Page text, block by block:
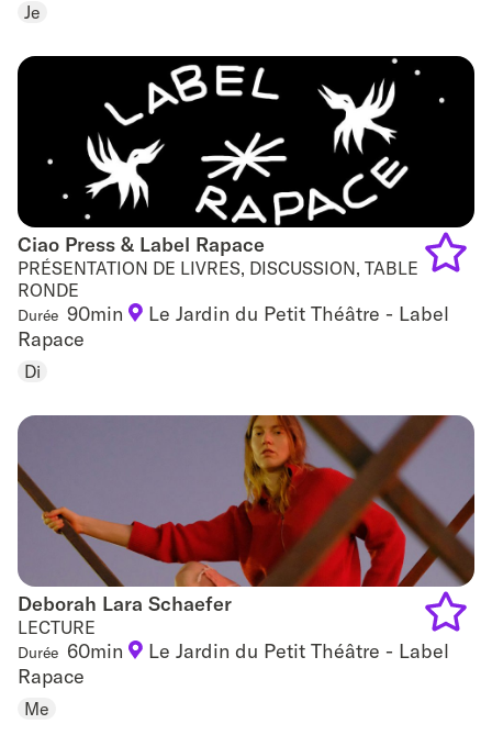
Je
Ciao Press & Label Rapace
Ciao Press & Label Rapace
PRÉSENTATION DE LIVRES, DISCUSSION, TABLE
RONDE
Durée 90min
Le Jardin du Petit Théâtre - Label
Rapace
Di
Add
Deborah Lara Schaefer
Deborah Lara Schaefer
LECTURE
Durée 60min
Le Jardin du Petit Théâtre - Label
Rapace
Me
Add